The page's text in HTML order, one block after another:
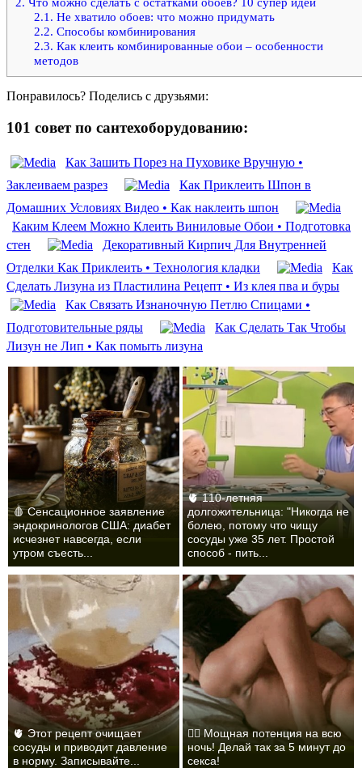
2.1. Не хватило обоев: что можно придумать
2.2. Способы комбинирования
2.3. Как клеить комбинированные обои – особенности
методов
Понравилось? Поделись с друзьями:
101 совет по сантехоборудованию:
Как Зашить Порез на Пуховике Вручную •
Заклеиваем разрез
Как Приклеить Шпон в
Домашних Условиях Видео • Как наклеить шпон
Каким Клеем Можно Клеить Виниловые Обои • Подготовка
стен
Декоративный Кирпич Для Внутренней
Отделки Как Приклеить • Технология кладки
Как
Сделать Лизуна из Пластилина Рецепт • Из клея пва и буры
Как Связать Изнаночную Петлю Спицами •
Подготовительные ряды
Как Сделать Так Чтобы
Лизун не Лип • Как помыть лизуна
🩸 Сенсационное заявление
эндокринологов США: диабет
исчезнет навсегда, если
утром съесть...
🫀 110-летняя
долгожительница: "Никогда не
болею, потому что чищу
сосуды уже 35 лет. Простой
способ - пить...
🫀 Этот рецепт очищает
сосуды и приводит давление
в норму. Записывайте...
❤️‍🔥 Мощная потенция на всю
ночь! Делай так за 5 минут до
секса!